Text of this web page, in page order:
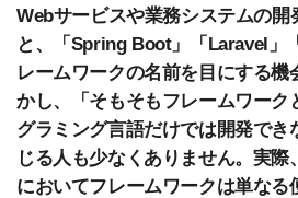
Webサービスや業務システムの開
と、「Spring Boot」「Laravel」
レームワークの名前を目にする機
かし、「そもそもフレームワーク
グラミング言語だけでは開発でき
じる人も少なくありません。実
においてフレームワークは単なる